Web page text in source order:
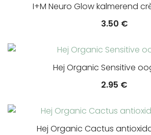
I+M Neuro Glow kalmerend
3.50 €
Hej Organic Sensitive
2.95 €
Hej Organic Cactus